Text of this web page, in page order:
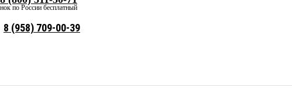
по России бесплатный
8 (958) 709-00-39